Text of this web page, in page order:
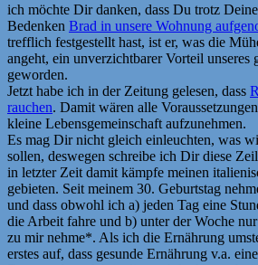
ich möchte Dir danken, dass Du trotz
Bedenken Brad in unsere Wohnung
trefflich festgestellt hast, ist er, was die
angeht, ein unverzichtbarer Vorteil unseres
geworden.
Jetzt habe ich in der Zeitung gelesen, dass
rauchen. Damit wären alle
kleine Lebensgemeinschaft aufzunehmen.
Es mag Dir nicht gleich einleuchten, was
sollen, deswegen schreibe ich Dir diese
in letzter Zeit damit kämpfe meinen
gebieten. Seit meinem 30. Geburtstag
und dass obwohl ich a) jeden Tag eine
die Arbeit fahre und b) unter der Woche
zu mir nehme*. Als ich die Ernährung
erstes auf, dass gesunde Ernährung v.a.